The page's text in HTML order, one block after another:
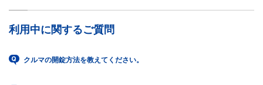
利用中に関するご質問
クルマの開錠方法を教えてください。